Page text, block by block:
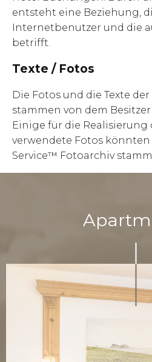
entsteht eine Beziehung,
Internetbenutzer und die
betrifft.
Texte / Fotos
Die Fotos und die Texte
stammen von dem
Einige für die Realisierung
verwendete Fotos
Service™ Fotoarchiv